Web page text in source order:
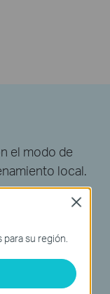
el modo de
local.
su región.
Close